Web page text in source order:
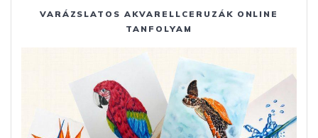
VARÁZSLATOS AKVARELLCERUZÁK ONLINE
TANFOLYAM